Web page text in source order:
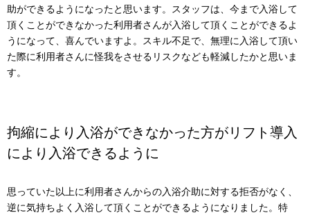
助ができるようになったと思います。スタッフは、今まで入浴して
頂くことができなかった利用者さんが入浴して頂くことができるよ
うになって、喜んでいますよ。スキル不足で、無理に入浴して頂い
た際に利用者さんに怪我をさせるリスクなども軽減したかと思いま
す。
拘縮により入浴ができなかった方がリフト導入
により入浴できるように
思っていた以上に利用者さんからの入浴介助に対する拒否がなく、
逆に気持ちよく入浴して頂くことができるようになりました。特